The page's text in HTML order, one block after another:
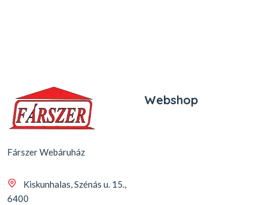
Fárszer Webáruház
Kiskunhalas, Szénás u. 15.,
6400
Webshop